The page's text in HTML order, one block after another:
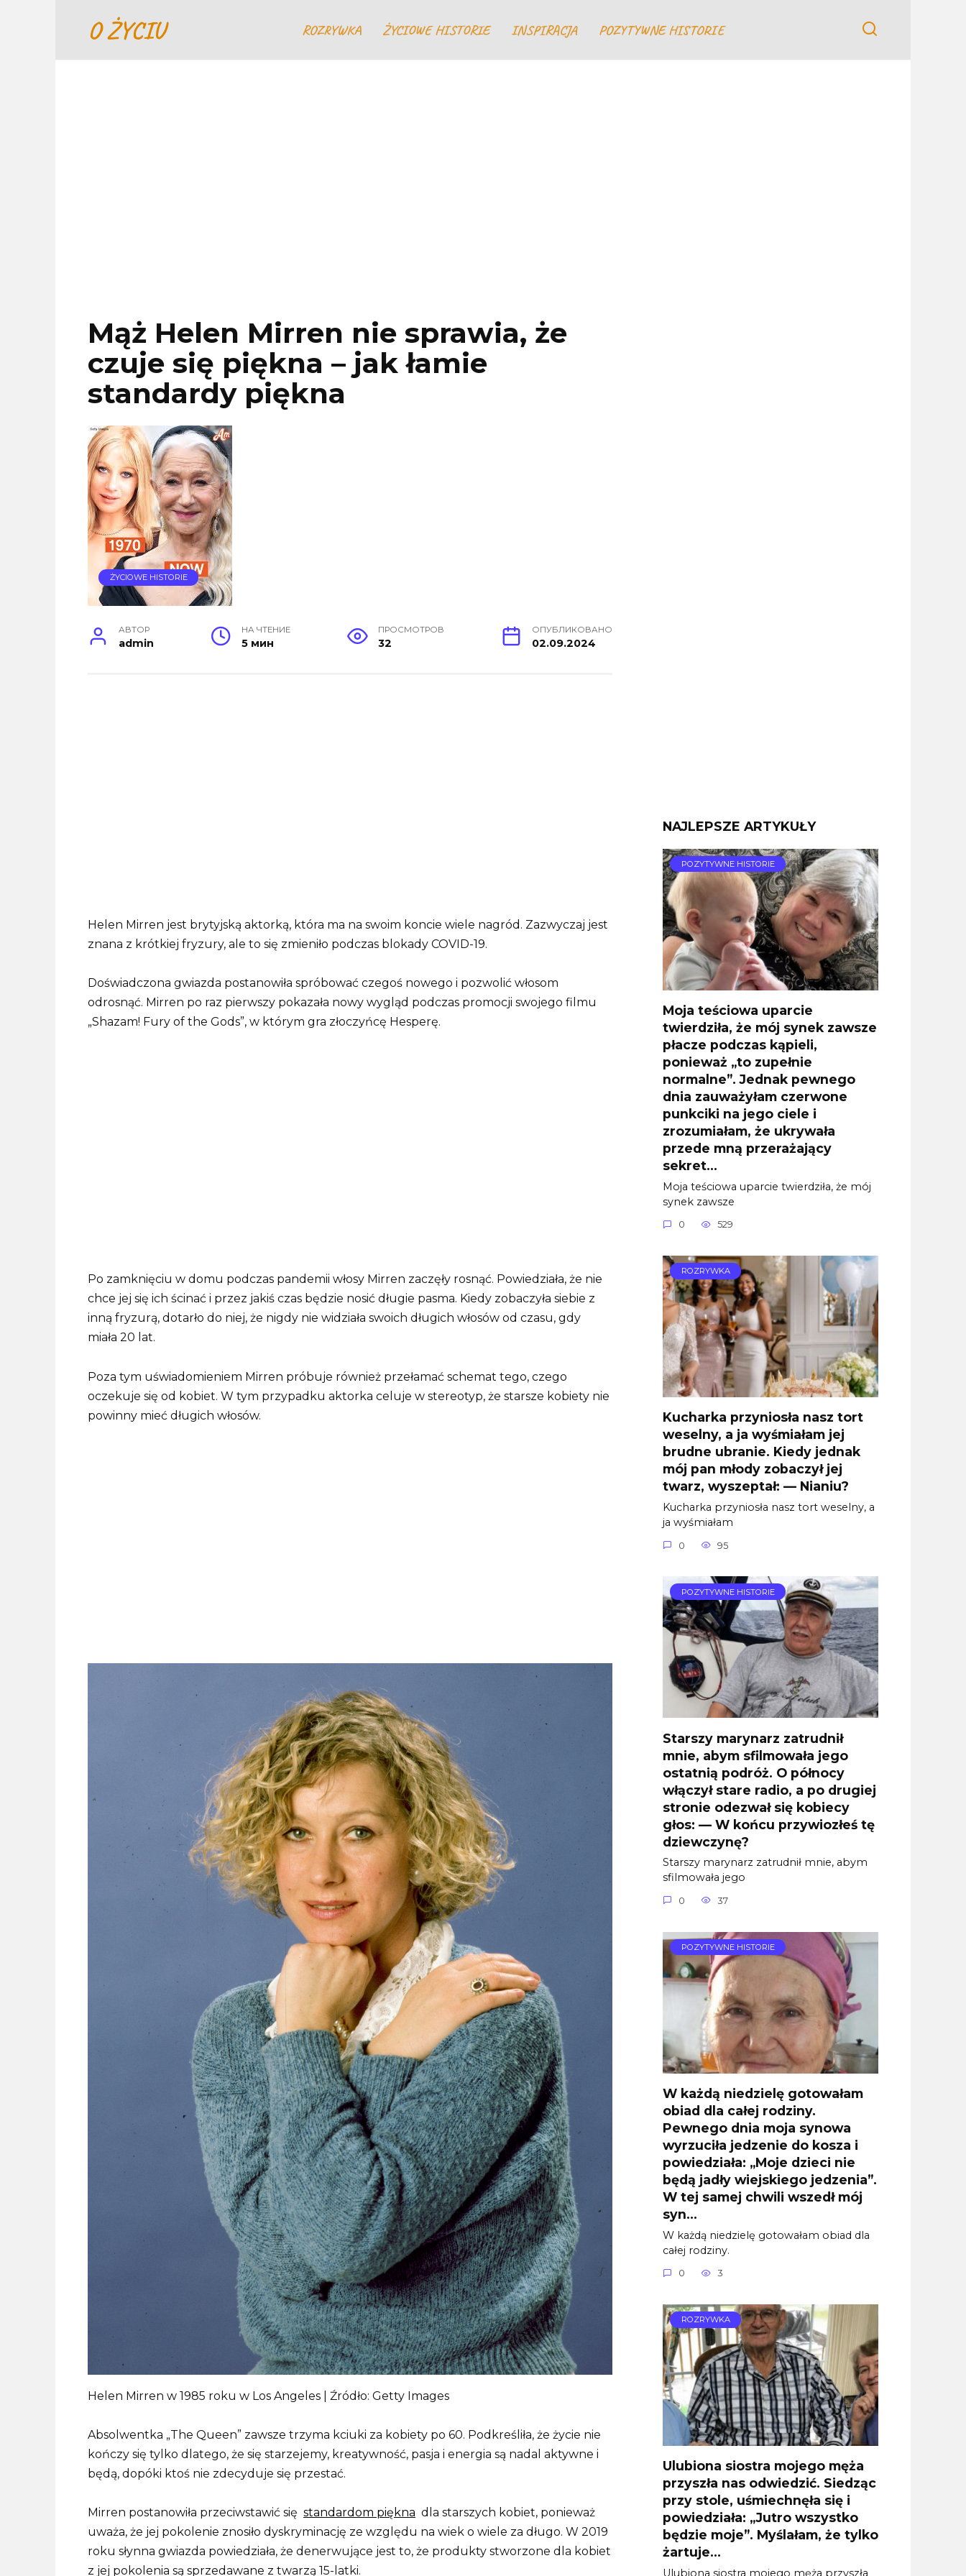
O ŻYCIU ROZRYWKA ŻYCIOWE HISTORIE INSPIRACJA POZYTYWNE HISTORIE
Mąż Helen Mirren nie sprawia, że ​​
czuje się piękna – jak łamie
standardy piękna
ŻYCIOWE HISTORIE
АВТОР
admin
НА ЧТЕНИЕ
5 мин
ПРОСМОТРОВ
32
ОПУБЛИКОВАНО
02.09.2024
Helen Mirren jest brytyjską aktorką, która ma na swoim koncie wiele nagród. Zazwyczaj jest
znana z krótkiej fryzury, ale to się zmieniło podczas blokady COVID-19.
Doświadczona gwiazda postanowiła spróbować czegoś nowego i pozwolić włosom
odrosnąć. Mirren po raz pierwszy pokazała nowy wygląd podczas promocji swojego filmu
„Shazam! Fury of the Gods”, w którym gra złoczyńcę Hesperę.
Po zamknięciu w domu podczas pandemii włosy Mirren zaczęły rosnąć. Powiedziała, że ​​nie
chce jej się ich ścinać i przez jakiś czas będzie nosić długie pasma. Kiedy zobaczyła siebie z
inną fryzurą, dotarło do niej, że nigdy nie widziała swoich długich włosów od czasu, gdy
miała 20 lat.
Poza tym uświadomieniem Mirren próbuje również przełamać schemat tego, czego
oczekuje się od kobiet. W tym przypadku aktorka celuje w stereotyp, że starsze kobiety nie
powinny mieć długich włosów.
Helen Mirren w 1985 roku w Los Angeles | Źródło: Getty Images
Absolwentka „The Queen” zawsze trzyma kciuki za kobiety po 60. Podkreśliła, że ​​życie nie
kończy się tylko dlatego, że się starzejemy, kreatywność, pasja i energia są nadal aktywne i
będą, dopóki ktoś nie zdecyduje się przestać.
Mirren postanowiła przeciwstawić się standardom piękna dla starszych kobiet, ponieważ
uważa, że ​​jej pokolenie znosiło dyskryminację ze względu na wiek o wiele za długo. W 2019
roku słynna gwiazda powiedziała, że ​​denerwujące jest to, że produkty stworzone dla kobiet
z jej pokolenia są sprzedawane z twarzą 15-latki.
NAJLEPSZE ARTYKUŁY
POZYTYWNE HISTORIE
Moja teściowa uparcie
twierdziła, że mój synek zawsze
płacze podczas kąpieli,
ponieważ „to zupełnie
normalne”. Jednak pewnego
dnia zauważyłam czerwone
punkciki na jego ciele i
zrozumiałam, że ukrywała
przede mną przerażający
sekret…
Moja teściowa uparcie twierdziła, że mój
synek zawsze
0 529
ROZRYWKA
Kucharka przyniosła nasz tort
weselny, a ja wyśmiałam jej
brudne ubranie. Kiedy jednak
mój pan młody zobaczył jej
twarz, wyszeptał: — Nianiu?
Kucharka przyniosła nasz tort weselny, a
ja wyśmiałam
0 95
POZYTYWNE HISTORIE
Starszy marynarz zatrudnił
mnie, abym sfilmowała jego
ostatnią podróż. O północy
włączył stare radio, a po drugiej
stronie odezwał się kobiecy
głos: — W końcu przywiozłeś tę
dziewczynę?
Starszy marynarz zatrudnił mnie, abym
sfilmowała jego
0 37
POZYTYWNE HISTORIE
W każdą niedzielę gotowałam
obiad dla całej rodziny.
Pewnego dnia moja synowa
wyrzuciła jedzenie do kosza i
powiedziała: „Moje dzieci nie
będą jadły wiejskiego jedzenia”.
W tej samej chwili wszedł mój
syn…
W każdą niedzielę gotowałam obiad dla
całej rodziny.
0 3
ROZRYWKA
Ulubiona siostra mojego męża
przyszła nas odwiedzić. Siedząc
przy stole, uśmiechnęła się i
powiedziała: „Jutro wszystko
będzie moje”. Myślałam, że tylko
żartuje…
Ulubiona siostra mojego męża przyszła